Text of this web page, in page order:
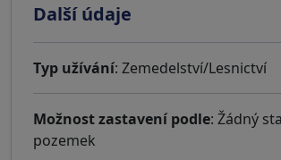
Další údaje
Typ užívání: Zemedelství/Lesnictví
Možnost zastavení podle: Žádný
pozemek